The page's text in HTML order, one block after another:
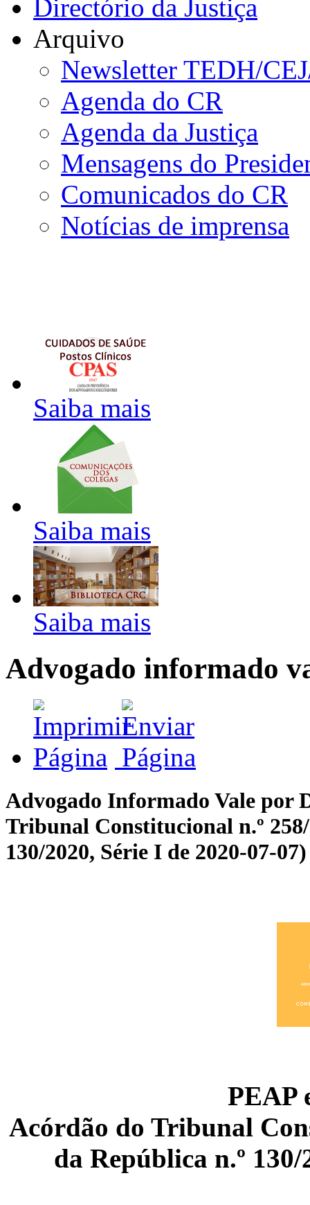
Directório da Justiça
Arquivo
Newsletter TEDH/
Agenda do CR
Agenda da Justiça
Mensagens do
Comunicados do CR
Notícias de imprensa
Saiba mais
Saiba mais
Saiba mais
Advogado informado
Advogado Informado Vale por
Tribunal Constitucional n.º
130/2020, Série I de 2020-07-
PEAP
Acórdão do Tribunal
da República n.º